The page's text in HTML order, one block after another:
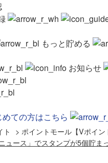
もっと貯める
お知らせ
めての方はこちら
ト > ポイントモール【Vポイ
ュース」でスタンプが5個貯ま